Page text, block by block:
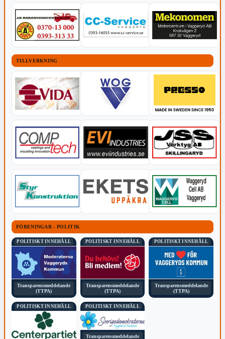
TILLVERKNING
FÖRENINGAR - POLITIK
POLITISKT INNEHÅLL
Transparensmeddelande
(TTPA)
POLITISKT INNEHÅLL
Transparensmeddelande
(TTPA)
POLITISKT INNEHÅLL
Transparensmeddelande
(TTPA)
POLITISKT INNEHÅLL POLITISKT INNEHÅLL
Transparensmeddelande